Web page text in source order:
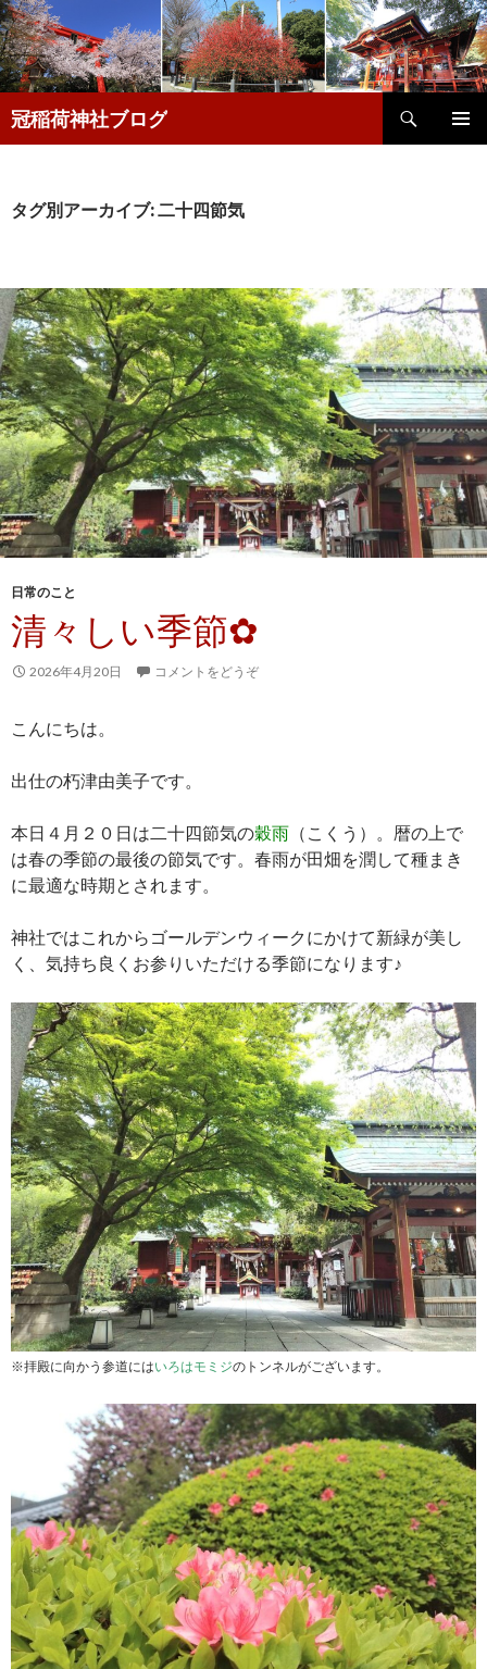
冠稲荷神社ブログ
索
ン
動
タグ別アーカイブ: 二十四節気
日常のこと
清々しい季節✿
2026年4月20日 コメントをどうぞ
こんにちは。
出仕の朽津由美子です。
本日４月２０日は二十四節気の穀雨 （こくう）。暦の上で
は春の季節の最後の節気です。春雨が田畑を潤して種まき
に最適な時期とされます。
神社ではこれからゴールデンウィークにかけて新緑が美し
く、気持ち良くお参りいただける季節になります♪
※拝殿に向かう参道にはいろはモミジのトンネルがございます。